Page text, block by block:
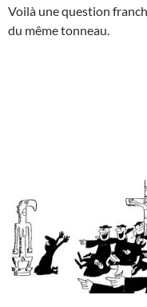
Voilà une question
du même tonneau.